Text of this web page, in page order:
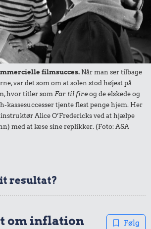
0,60 kr.
Kylling
0,72 kr.
1/2 kg skæreost
0,19 kr.
1 dåse suppe
filmsucces. Når man ser tilbage
var det som om at solen stod højest på
hvor titler som Far til fireog de elskede og
kassesuccesser tjente flest penge hjem. Her
Alice O’Fredericks ved at hjælpe
med at læse sine replikker. (Foto: ASA
resultat?
om inflation Følg